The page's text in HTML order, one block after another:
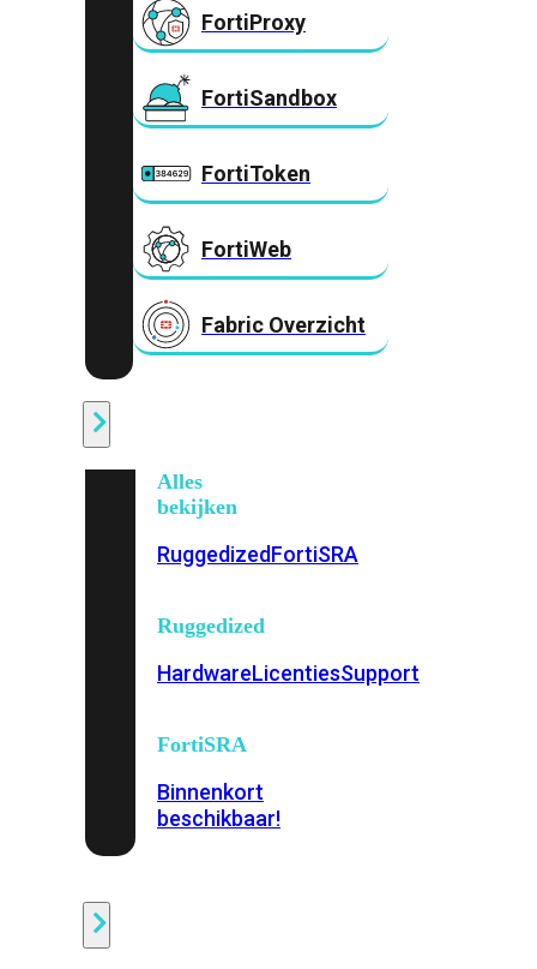
FortiProxy
FortiSandbox
FortiToken
FortiWeb
Fabric Overzicht
Alles
bekijken
RuggedizedFortiSRA
Ruggedized
HardwareLicentiesSupport
FortiSRA
Binnenkort
beschikbaar!